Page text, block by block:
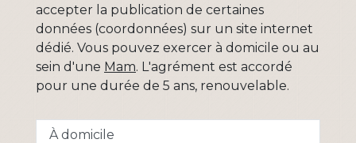
accepter la publication de certaines
données (coordonnées) sur un site internet
dédié. Vous pouvez exercer à domicile ou au
sein d'une Mam. L'agrément est accordé
pour une durée de 5 ans, renouvelable.
À domicile